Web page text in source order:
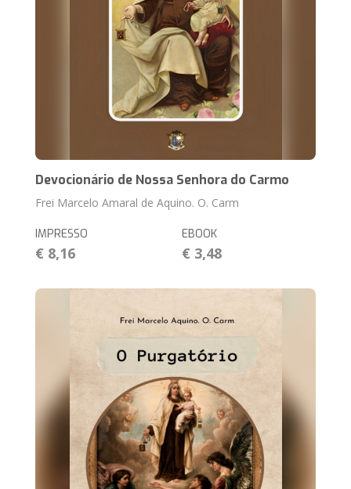
Devocionário de Nossa Senhora do Carmo
Frei Marcelo Amaral de Aquino. O. Carm
IMPRESSO
€ 8,16
EBOOK
€ 3,48